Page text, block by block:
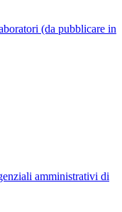
(da pubblicare in
amministrativi di